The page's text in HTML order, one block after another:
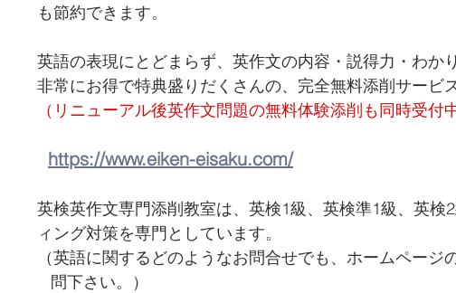
も節約できます。
英語の表現にとどまらず、英作文の内容・説得力・わか
非常にお得で特典盛りだくさんの、完全無料添削サービ
（リニューアル後英作文問題の無料体験添削も同時受付中
https://www.eiken-eisaku.com/
英検英作文専門添削教室は、英検1級、英検準1級、英検
ィング対策を専門としています。
（英語に関するどのようなお問合せでも、ホームペー
   問下さい。）